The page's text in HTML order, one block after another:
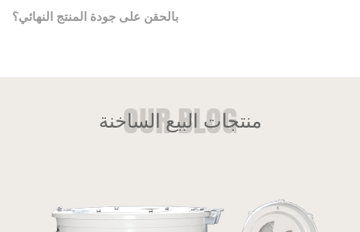
بالحقن على جودة المنتج النهائي؟
منتجات البيع الساخنة